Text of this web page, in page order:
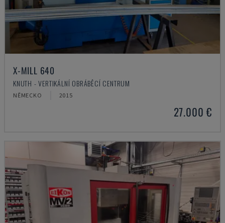
X-MILL 640
KNUTH - VERTIKÁLNÍ OBRÁBĚCÍ CENTRUM
NĚMECKO 2015
27.000 €